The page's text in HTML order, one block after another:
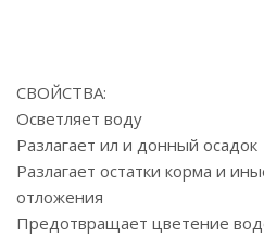
СВОЙСТВА:
Осветляет воду
Разлагает ил и донный осадок
Разлагает остатки корма и
отложения
Предотвращает цветение